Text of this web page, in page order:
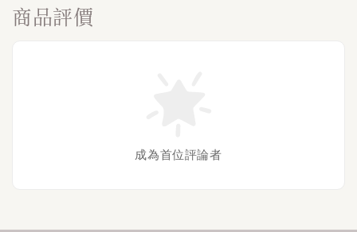
商品評價
成為首位評論者